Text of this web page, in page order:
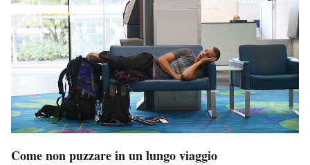
Come non puzzare in un lungo viaggio